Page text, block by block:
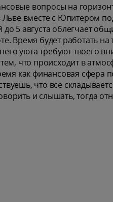
вопросы на
Льве вместе с Юпитером
5 августа облегчает
Время будет работать
уюта требуют твоего
что происходит в
как финансовая сфера
что все
и слышать, тогда